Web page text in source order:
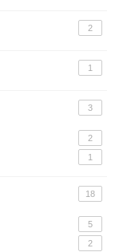
2
1
3
2
1
18
5
2